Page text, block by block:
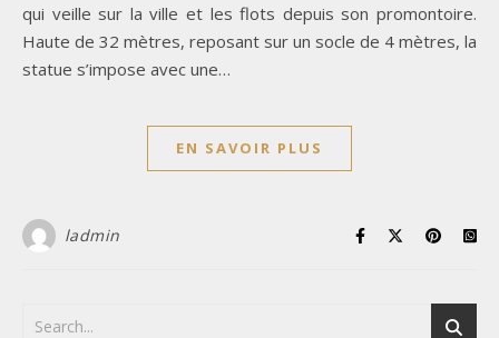
qui veille sur la ville et les flots depuis son promontoire.
Haute de 32 mètres, reposant sur un socle de 4 mètres, la
statue s’impose avec une…
EN SAVOIR PLUS
ladmin